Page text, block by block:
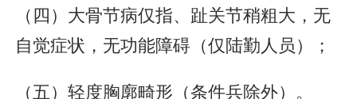
（四）大骨节病仅指、趾关节稍粗大，无
自觉症状，无功能障碍（仅陆勤人员）；
（五）轻度胸廓畸形（条件兵除外）。